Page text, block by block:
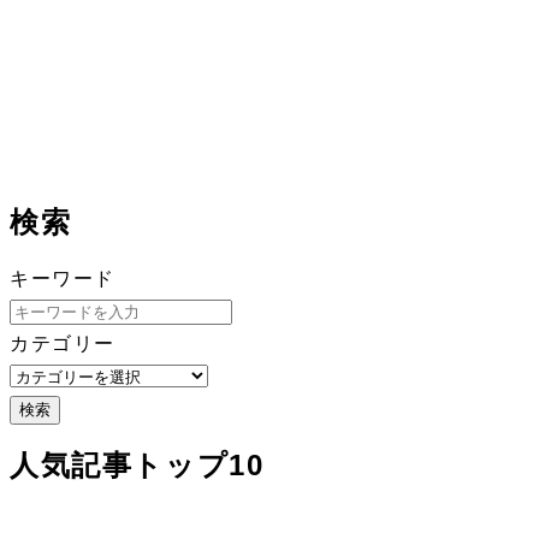
検索
キーワード
カテゴリー
検索
人気記事トップ10